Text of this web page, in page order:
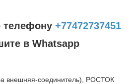
телефону +77472737451
в Whatsapp
внешняя-соединитель), РОСТОК